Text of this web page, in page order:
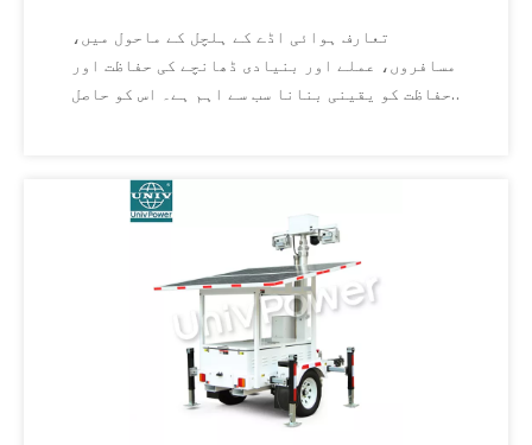
تعارف ہوائی اڈے کے ہلچل کے ماحول میں،
مسافروں، عملے اور بنیادی ڈھانچے کی حفاظت اور
حفاظت کو یقینی بنانا سب سے اہم ہے۔ اس کو حاصل
ایک مضبوط اور لچکدار حل فراہم کرتے ہیں۔